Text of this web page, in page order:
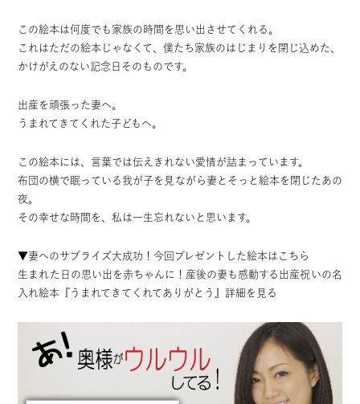
この絵本は何度でも家族の時間を思い出させてくれる。
これはただの絵本じゃなくて、僕たち家族のはじまりを閉じ込めた、
かけがえのない記念日そのものです。
出産を頑張った妻へ。
うまれてきてくれた子どもへ。
この絵本には、言葉では伝えきれない愛情が詰まっています。
布団の横で眠っている我が子を見ながら妻とそっと絵本を閉じたあの
夜。
その幸せな時間を、私は一生忘れないと思います。
▼妻へのサプライズ大成功！今回プレゼントした絵本はこちら
生まれた日の思い出を赤ちゃんに！産後の妻も感動する出産祝いの名
入れ絵本『うまれてきてくれてありがとう』詳細を見る